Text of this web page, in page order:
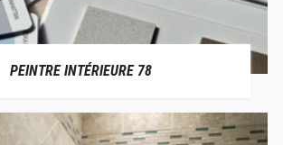
PEINTRE INTÉRIEURE 78